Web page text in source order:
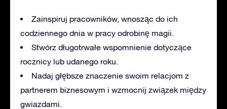
Zainspiruj pracowników, wnosząc do ich
codziennego dnia w pracy odrobinę magii.
Stwórz długotrwałe wspomnienie dotyczące
rocznicy lub udanego roku.
Nadaj głębsze znaczenie swoim relacjom z
partnerem biznesowym i wzmocnij związek między
gwiazdami.